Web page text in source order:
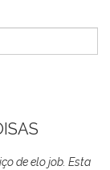
de elo job. Esta